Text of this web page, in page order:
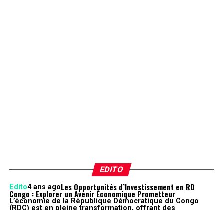
EDITO
Edito4 ans agoLes Opportunités d’Investissement en RD
Congo : Explorer un Avenir Économique Prometteur
L’économie de la République Démocratique du Congo
(RDC) est en pleine transformation, offrant des